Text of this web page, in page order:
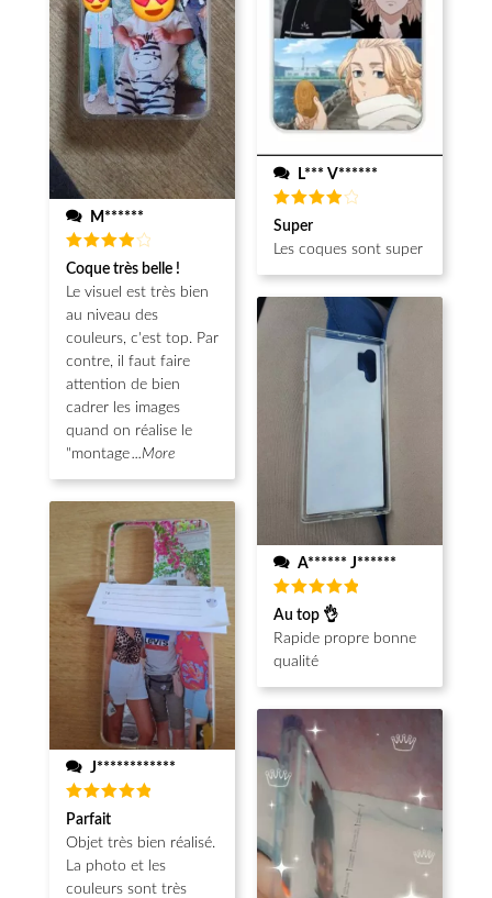
M******
Note4
sur 5
Coque très belle !
Le visuel est très bien
au niveau des
couleurs, c'est top. Par
contre, il faut faire
attention de bien
cadrer les images
quand on réalise le
"montage...More
J************
Note5
sur 5
Parfait
Objet très bien réalisé.
La photo et les
couleurs sont très
L*** V******
Note
sur 5
Super
Les coques sont super
A****** J******
Note5
sur 5
Au top 👌
Rapide propre bonne
qualité